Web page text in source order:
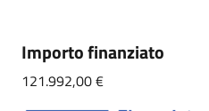
Importo finanziato
121.992,00 €